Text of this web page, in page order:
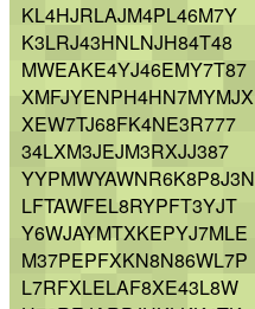
KL4HJRLAJM4PL46M7Y
K3LRJ43HNLNJH84T48
MWEAKE4YJ46EMY7T87
XMFJYENPH4HN7MYMJX
XEW7TJ68FK4NE3R777
34LXM3JEJM3RXJJ387
YYPMWYAWNR6K8P8J3N
LFTAWFEL8RYPFT3YJT
Y6WJAYMTXKEPYJ7MLE
M37PEPFXKN8N86WL7P
L7RFXLELAF8XE43L8W